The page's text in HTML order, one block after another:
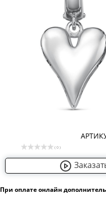
( 0 )
При оплате онлайн